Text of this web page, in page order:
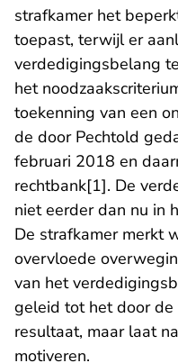
strafkamer het
toepast, terwijl er
verdedigingsbelang
het
toekenning van een
de door Pechtold
februari 2018 en
rechtbank[1]. De
niet eerder dan nu in
De strafkamer merkt
overvloede
van het
geleid tot het door
resultaat, maar laat
motiveren.